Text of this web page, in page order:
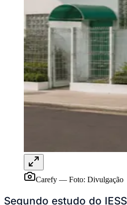
Carefy
Segundo estudo do
aEY, fraudes,